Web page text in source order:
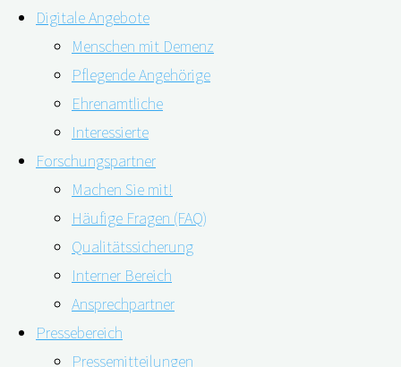
Digitale Angebote
Menschen mit Demenz
Pflegende Angehörige
Ehrenamtliche
Interessierte
Forschungspartner
Machen Sie mit!
Häufige Fragen (FAQ)
Qualitätssicherung
Interner Bereich
Ansprechpartner
Pressebereich
Pressemitteilungen
Um zu wissen, wie spät es ist, genügt der Blick auf die
Uhr. Doch welcher Typ Uhr erleichtert es Menschen mit
Demenz, die Uhrzeit abzulesen? Das analoge Zifferblatt
oder die Digitalanzeige? Eine neue Studie aus Japan
über demenzfreundliches Uhrendesign beantwortet
diese Frage. Menschen mit Demenz sind täglich und in
mehrfacher …